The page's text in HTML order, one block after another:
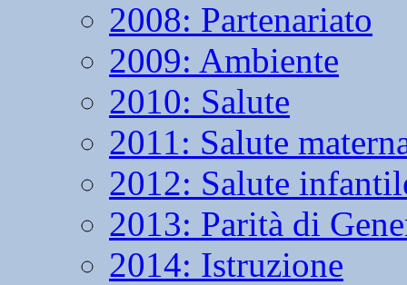
2008: Partenariato
2009: Ambiente
2010: Salute
2011: Salute
2012: Salute
2013: Parità di
2014: Istruzione